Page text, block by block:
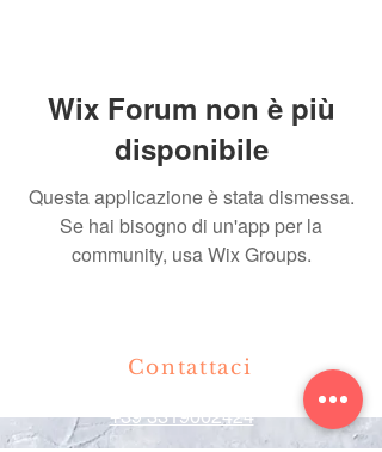
Wix Forum non è più
disponibile
Questa applicazione è stata dismessa.
Se hai bisogno di un'app per la
community, usa Wix Groups.
Contattaci
+39 3319002424